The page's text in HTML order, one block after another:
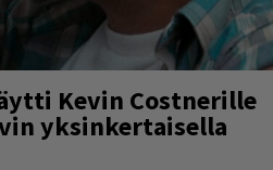
Kevin Costnerille
yksinkertaisella